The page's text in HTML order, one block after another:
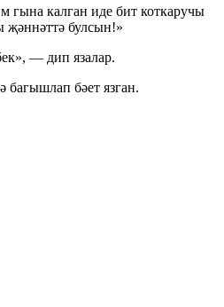
гына калган иде бит коткаручы
җәннәттә булсын!»
— дип язалар.
багышлап бәет язган.